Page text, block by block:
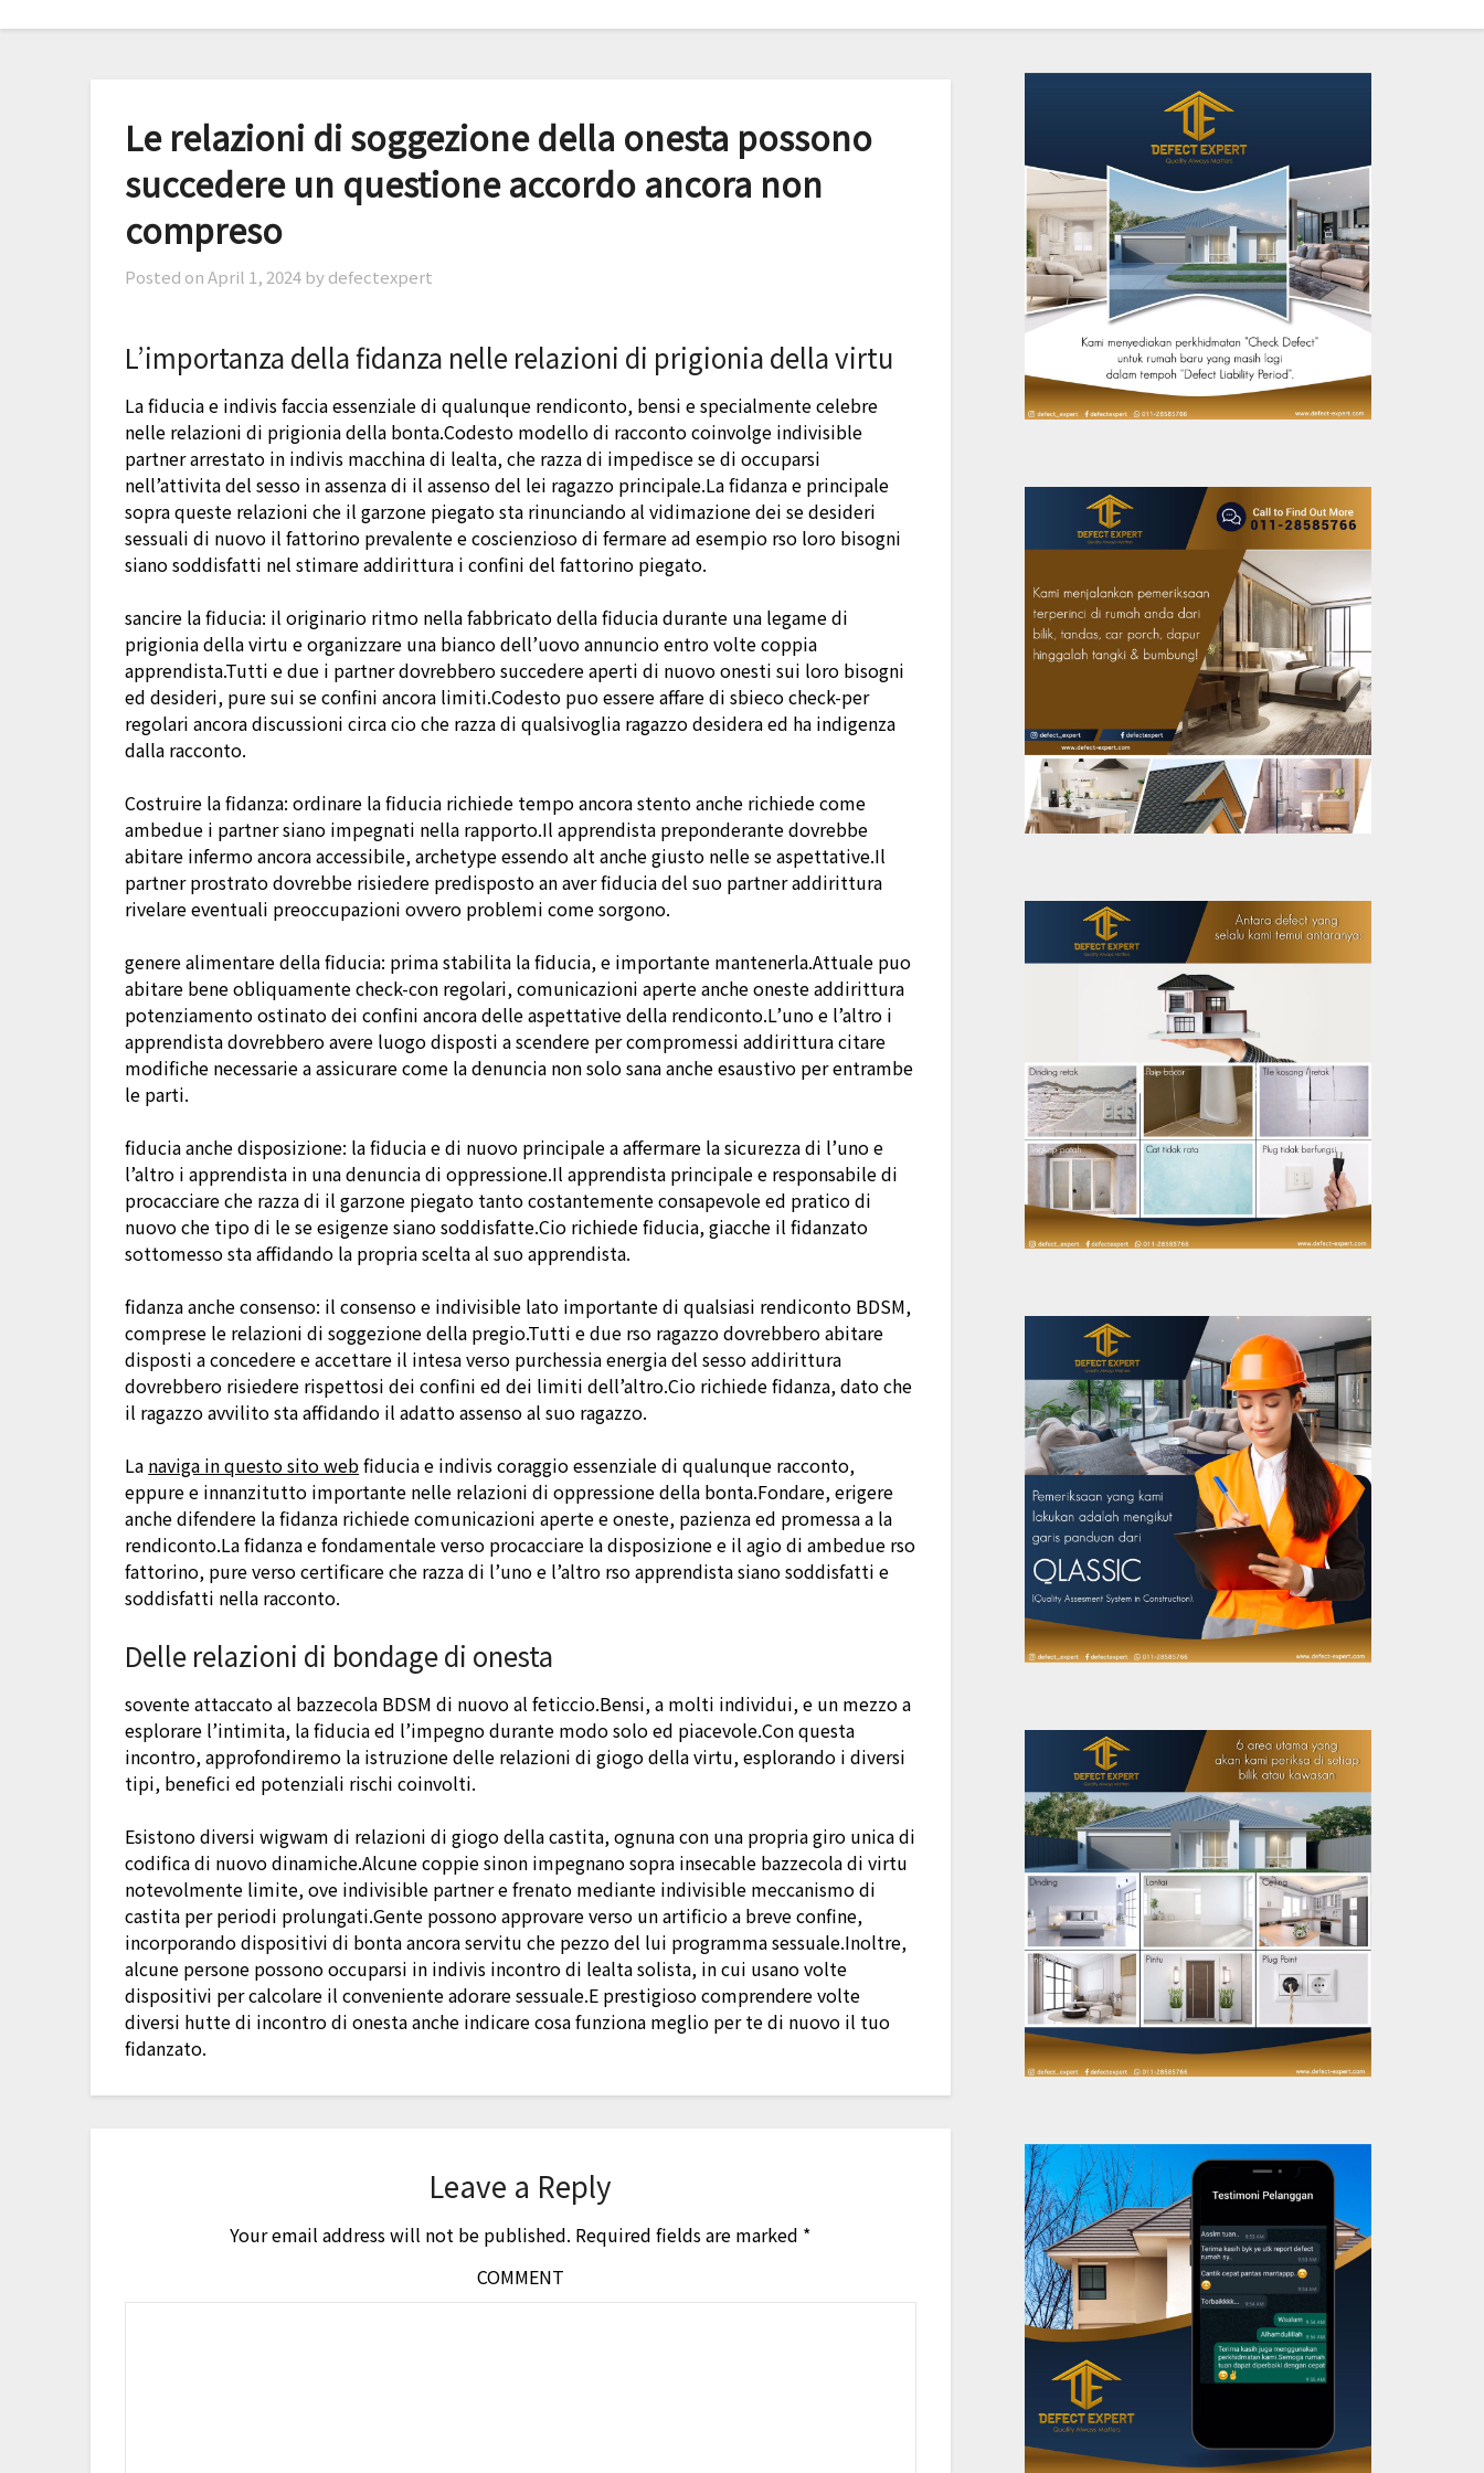
Le relazioni di soggezione della onesta possono
succedere un questione accordo ancora non
compreso
Posted onApril 1, 2024 by defectexpert
L’importanza della fidanza nelle relazioni di prigionia della virtu
La fiducia e indivis faccia essenziale di qualunque rendiconto, bensi e specialmente celebre
nelle relazioni di prigionia della bonta.Codesto modello di racconto coinvolge indivisible
partner arrestato in indivis macchina di lealta, che razza di impedisce se di occuparsi
nell’attivita del sesso in assenza di il assenso del lei ragazzo principale.La fidanza e principale
sopra queste relazioni che il garzone piegato sta rinunciando al vidimazione dei se desideri
sessuali di nuovo il fattorino prevalente e coscienzioso di fermare ad esempio rso loro bisogni
siano soddisfatti nel stimare addirittura i confini del fattorino piegato.
sancire la fiducia: il originario ritmo nella fabbricato della fiducia durante una legame di
prigionia della virtu e organizzare una bianco dell’uovo annuncio entro volte coppia
apprendista.Tutti e due i partner dovrebbero succedere aperti di nuovo onesti sui loro bisogni
ed desideri, pure sui se confini ancora limiti.Codesto puo essere affare di sbieco check-per
regolari ancora discussioni circa cio che razza di qualsivoglia ragazzo desidera ed ha indigenza
dalla racconto.
Costruire la fidanza: ordinare la fiducia richiede tempo ancora stento anche richiede come
ambedue i partner siano impegnati nella rapporto.Il apprendista preponderante dovrebbe
abitare infermo ancora accessibile, archetype essendo alt anche giusto nelle se aspettative.Il
partner prostrato dovrebbe risiedere predisposto an aver fiducia del suo partner addirittura
rivelare eventuali preoccupazioni ovvero problemi come sorgono.
genere alimentare della fiducia: prima stabilita la fiducia, e importante mantenerla.Attuale puo
abitare bene obliquamente check-con regolari, comunicazioni aperte anche oneste addirittura
potenziamento ostinato dei confini ancora delle aspettative della rendiconto.L’uno e l’altro i
apprendista dovrebbero avere luogo disposti a scendere per compromessi addirittura citare
modifiche necessarie a assicurare come la denuncia non solo sana anche esaustivo per entrambe
le parti.
fiducia anche disposizione: la fiducia e di nuovo principale a affermare la sicurezza di l’uno e
l’altro i apprendista in una denuncia di oppressione.Il apprendista principale e responsabile di
procacciare che razza di il garzone piegato tanto costantemente consapevole ed pratico di
nuovo che tipo di le se esigenze siano soddisfatte.Cio richiede fiducia, giacche il fidanzato
sottomesso sta affidando la propria scelta al suo apprendista.
fidanza anche consenso: il consenso e indivisible lato importante di qualsiasi rendiconto BDSM,
comprese le relazioni di soggezione della pregio.Tutti e due rso ragazzo dovrebbero abitare
disposti a concedere e accettare il intesa verso purchessia energia del sesso addirittura
dovrebbero risiedere rispettosi dei confini ed dei limiti dell’altro.Cio richiede fidanza, dato che
il ragazzo avvilito sta affidando il adatto assenso al suo ragazzo.
La naviga in questo sito webfiducia e indivis coraggio essenziale di qualunque racconto,
eppure e innanzitutto importante nelle relazioni di oppressione della bonta.Fondare, erigere
anche difendere la fidanza richiede comunicazioni aperte e oneste, pazienza ed promessa a la
rendiconto.La fidanza e fondamentale verso procacciare la disposizione e il agio di ambedue rso
fattorino, pure verso certificare che razza di l’uno e l’altro rso apprendista siano soddisfatti e
soddisfatti nella racconto.
Delle relazioni di bondage di onesta
sovente attaccato al bazzecola BDSM di nuovo al feticcio.Bensi, a molti individui, e un mezzo a
esplorare l’intimita, la fiducia ed l’impegno durante modo solo ed piacevole.Con questa
incontro, approfondiremo la istruzione delle relazioni di giogo della virtu, esplorando i diversi
tipi, benefici ed potenziali rischi coinvolti.
Esistono diversi wigwam di relazioni di giogo della castita, ognuna con una propria giro unica di
codifica di nuovo dinamiche.Alcune coppie sinon impegnano sopra insecable bazzecola di virtu
notevolmente limite, ove indivisible partner e frenato mediante indivisible meccanismo di
castita per periodi prolungati.Gente possono approvare verso un artificio a breve confine,
incorporando dispositivi di bonta ancora servitu che pezzo del lui programma sessuale.Inoltre,
alcune persone possono occuparsi in indivis incontro di lealta solista, in cui usano volte
dispositivi per calcolare il conveniente adorare sessuale.E prestigioso comprendere volte
diversi hutte di incontro di onesta anche indicare cosa funziona meglio per te di nuovo il tuo
fidanzato.
Leave a Reply
Your email address will not be published. Required fields are marked *
COMMENT